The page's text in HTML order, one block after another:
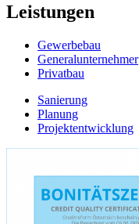
Leistungen
Gewerbebau
Generalunternehmer
Privatbau
Sanierung
Planung
Projektentwicklung